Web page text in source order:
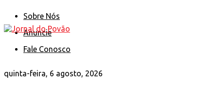
Sobre Nós
Anuncie
Fale Conosco
quinta-feira, 6 agosto, 2026